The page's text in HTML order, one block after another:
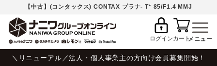
【中古】(コンタックス) CONTAX プラナ- T* 85/F1.4 MMJ
ログインカート
＼リニューアル／法人・個人事業主の方向け会員募集開始！